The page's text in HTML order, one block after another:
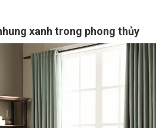
xanh trong phong thủy